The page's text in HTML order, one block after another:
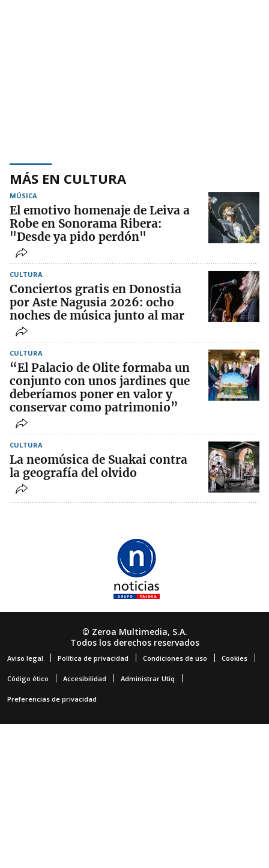
MÁS EN CULTURA
MÚSICA
El emotivo homenaje de Leiva a
Robe en Sonorama Ribera:
"Desde ya pido perdón"
CULTURA
Conciertos gratis en Donostia
por Aste Nagusia 2026: ocho
noches de música junto al mar
CULTURA
“El Palacio de Olite formaba un
conjunto con unos jardines que
deberíamos poner en valor y
conservar como patrimonio”
CULTURA
La neomúsica de Suakai contra
la geografía del olvido
© Zeroa Multimedia, S.A.
Todos los derechos reservados
Aviso legal Política de privacidad Condiciones de uso Cookies
Código ético Accesibilidad Administrar Utiq
Preferencias de privacidad